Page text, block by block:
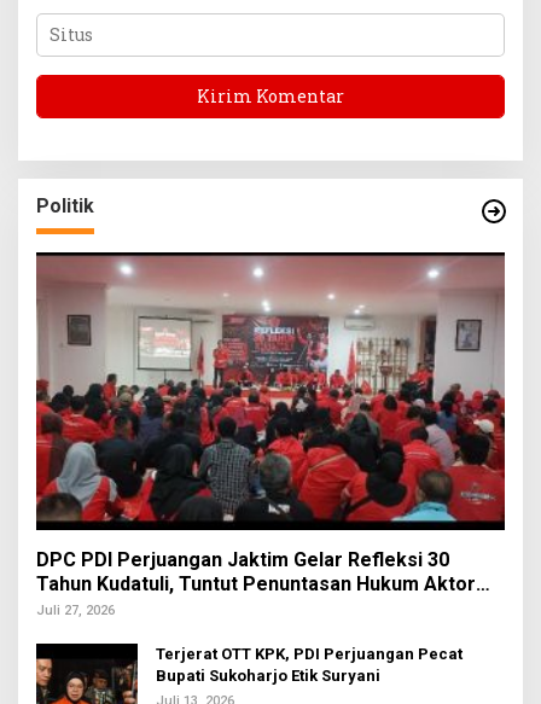
Politik
DPC PDI Perjuangan Jaktim Gelar Refleksi 30
Tahun Kudatuli, Tuntut Penuntasan Hukum Aktor
Intelektual
Juli 27, 2026
Terjerat OTT KPK, PDI Perjuangan Pecat
Bupati Sukoharjo Etik Suryani